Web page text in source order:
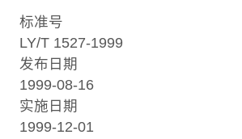
标准号
LY/T 1527-1999
发布日期
1999-08-16
实施日期
1999-12-01